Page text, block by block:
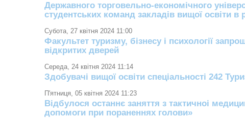
Державного торговельно-економічного
студентських команд закладів вищої освіти в
Субота, 27 квітня 2024 11:00
Факультет туризму, бізнесу і психології
відкритих дверей
Середа, 24 квітня 2024 11:14
Здобувачі вищої освіти спеціальності 242
П'ятниця, 05 квітня 2024 11:23
Вiдбулося останнє заняття з тактичноi
допомоги при пораненнях голови»